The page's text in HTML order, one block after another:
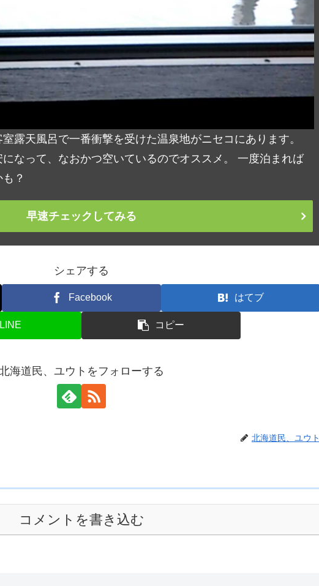
露天風呂で一番衝撃を受けた温泉地がニセコにあります。
なって、なおかつ空いているのでオススメ。 一度泊まれば
？
早速チェックしてみる
シェアする
Facebook はてブ
LINE コピー
海道民、ユウトをフォローする
北海道民、ユウト
コメントを書き込む